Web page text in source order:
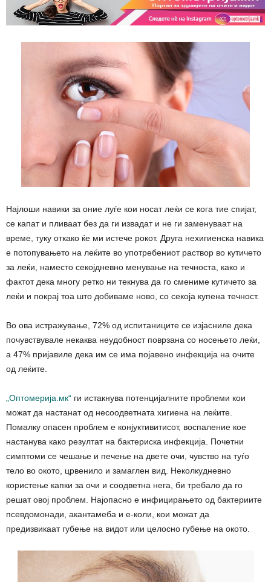
Најлоши навики за оние луѓе кои носат леќи се кога тие спијат,
се капат и пливаат без да ги извадат и не ги заменуваат на
време, туку откако ќе ми истече рокот. Друга нехигиенска навика
е потопувањето на леќите во употребениот раствор во кутичето
за леќи, наместо секојдневно менување на течноста, како и
фактот дека многу ретко ни текнува да го смениме кутичето за
леќи и покрај тоа што добиваме ново, со секоја купена течност.
Во ова истражување, 72% од испитаниците се изјасниле дека
почувствувале некаква неудобност поврзана со носењето леќи,
а 47% пријавиле дека им се има појавено инфекција на очите
од леќите.
Оптомерија.мк“ ги истакнува потенцијалните проблеми кои
можат да настанат од несоодветната хигиена на леќите.
Помалку опасен проблем е конјуктивитисот, воспаление кое
настанува како резултат на бактериска инфекција. Почетни
симптоми се чешање и печење на двете очи, чувство на туѓо
тело во окото, црвенило и замаглен вид. Неколкудневно
користење капки за очи и соодветна нега, би требало да го
решат овој проблем. Најопасно е инфицирањето од бактериите
псевдомонади, акантамеба и е-коли, кои можат да
предизвикаат губење на видот или целосно губење на окото.